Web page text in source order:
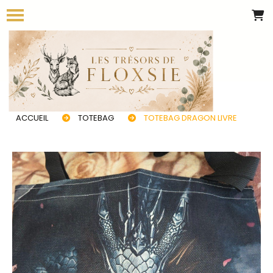
ACCUEIL TOTEBAG TOTEBAG DRAGON LIVRE